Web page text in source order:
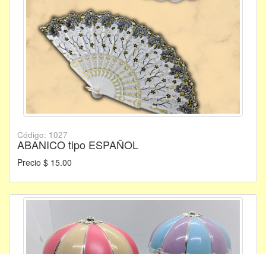
Código: 1027
ABANICO tipo ESPAÑOL
Precio $ 15.00